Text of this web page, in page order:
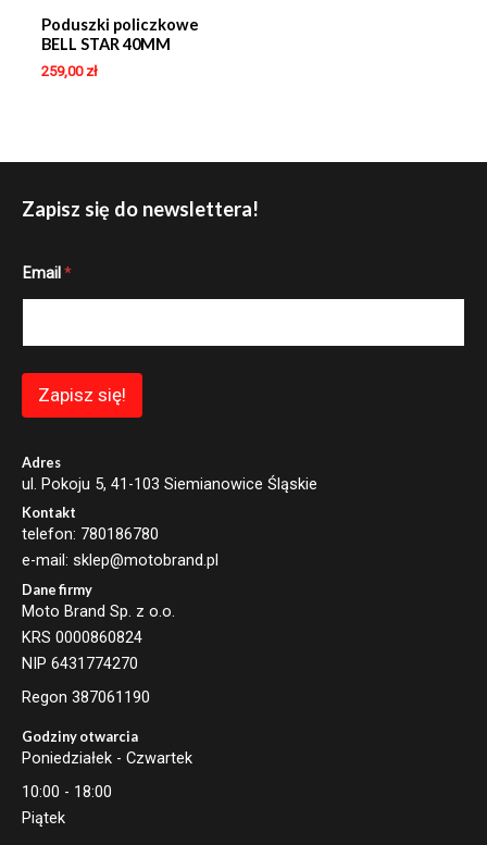
Poduszki policzkowe
BELL STAR 40MM
259,00 zł
Zapisz się do newslettera!
m
*
i
Email *
Zapisz się!
Adres
ul. Pokoju 5, 41-103 Siemianowice Śląskie
Kontakt
telefon: 780186780
e-mail: sklep@motobrand.pl
Dane firmy
Moto Brand Sp. z o.o.
KRS 0000860824
NIP 6431774270
Regon 387061190
Godziny otwarcia
Poniedziałek - Czwartek
10:00 - 18:00
Piątek